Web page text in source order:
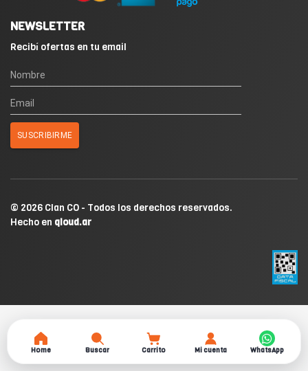
NEWSLETTER
Recibí ofertas en tu email
© 2026 Clan CO - Todos los derechos reservados.
Hecho en qloud.ar
Home Buscar Carrito Mi cuenta